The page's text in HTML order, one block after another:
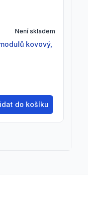
Není skladem
do košíku